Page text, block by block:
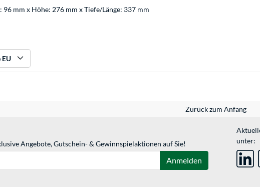
96 mm x Höhe: 276 mm x Tiefe/Länge: 337 mm
Zurück zum Anfang
Angebote, Gutschein- & Gewinnspielaktionen auf Sie!
Anmelden
unter: